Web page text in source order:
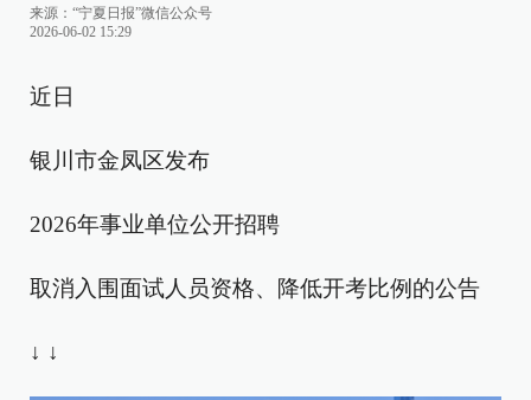
来源： “宁夏日报”微信公众号
2026-06-02 15:29
近日
银川市金凤区发布
2026年事业单位公开招聘
取消入围面试人员资格、降低开考比例的公告
↓ ↓